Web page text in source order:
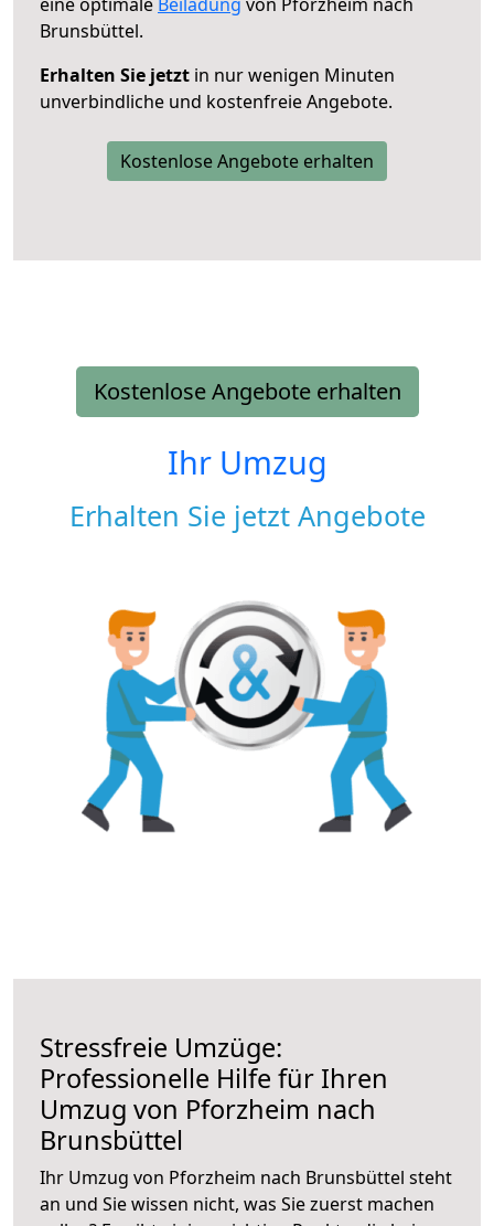
Brunsbüttel.
Erhalten Sie jetzt in nur wenigen Minuten
unverbindliche und kostenfreie Angebote.
Kostenlose Angebote erhalten
Kostenlose Angebote erhalten
Ihr Umzug
Erhalten Sie jetzt Angebote
Stressfreie Umzüge:
Professionelle Hilfe für Ihren
Umzug von Pforzheim nach
Brunsbüttel
Ihr Umzug von Pforzheim nach Brunsbüttel steht
an und Sie wissen nicht, was Sie zuerst machen